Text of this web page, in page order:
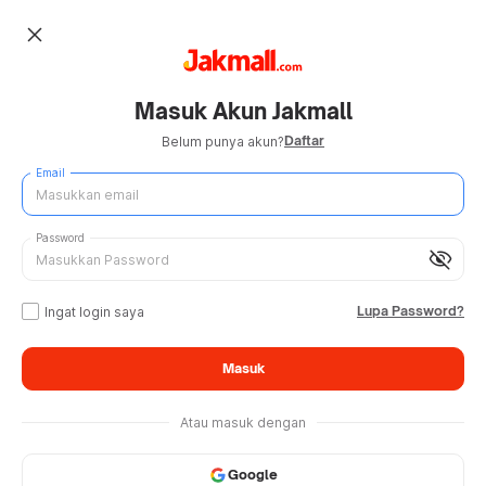
close
Masuk Akun Jakmall
Belum punya akun?Daftar
Email
visibility_off
Password
Ingat login saya Lupa Password?
Masuk
Atau masuk dengan
Google